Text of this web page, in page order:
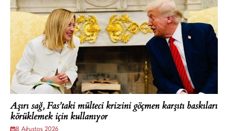
Aşırı sağ, Fas’taki mülteci krizini göçmen karşıtı baskıları
körüklemek için kullanıyor
8 Ağustos 2026